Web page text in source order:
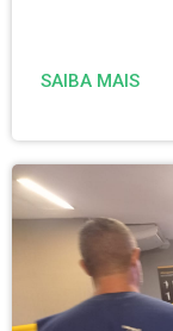
SAIBA MAIS